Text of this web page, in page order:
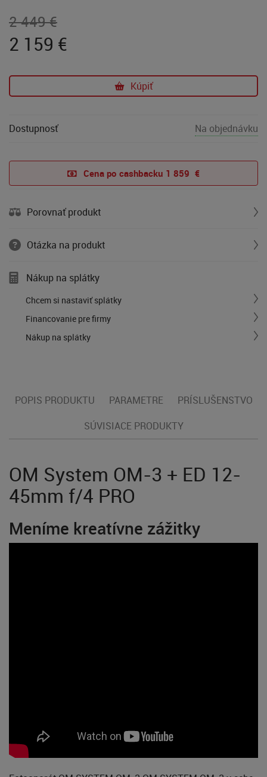
2 449 €
2 159 €
Kúpiť
Dostupnosť Na objednávku
Cena po cashbacku 1 859  €
Porovnať produkt
Otázka na produkt
Nákup na splátky
Chcem si nastaviť splátky
Financovanie pre firmy
Nákup na splátky
POPIS PRODUKTU PARAMETRE
PRÍSLUŠENSTVO
SÚVISIACE PRODUKTY
OM System OM-3 + ED 12-
45mm f/4 PRO
Meníme kreatívne zážitky